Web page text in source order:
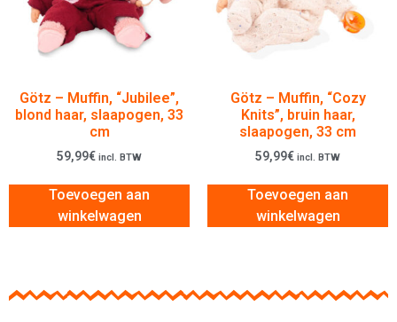
Götz – Muffin, “Jubilee”,
blond haar, slaapogen, 33
cm
59,99€ incl. BTW
Toevoegen aan
winkelwagen
Götz – Muffin, “Cozy
Knits”, bruin haar,
slaapogen, 33 cm
59,99€ incl. BTW
Toevoegen aan
winkelwagen